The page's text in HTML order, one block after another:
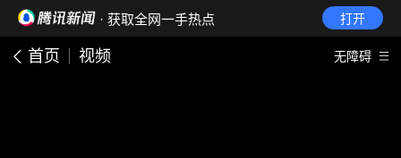
· 获取全网一手热点 打开
首页 视频 无障碍